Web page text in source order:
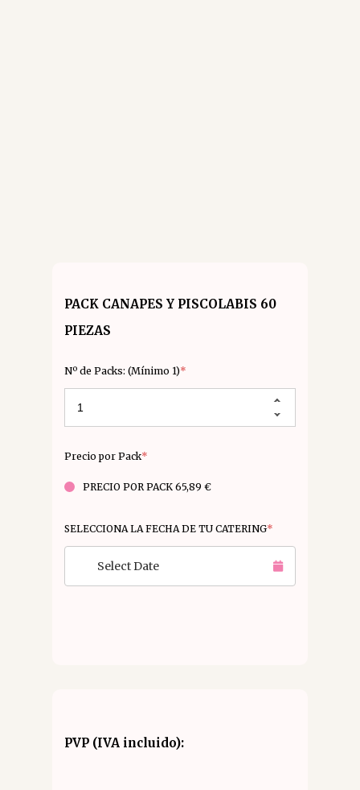
PACK CANAPES Y PISCOLABIS 60
PIEZAS
Nº de Packs: (Mínimo 1)*
Precio por Pack*
PRECIO POR PACK 65,89 €
SELECCIONA LA FECHA DE TU CATERING*
Select Date
PVP (IVA incluido):